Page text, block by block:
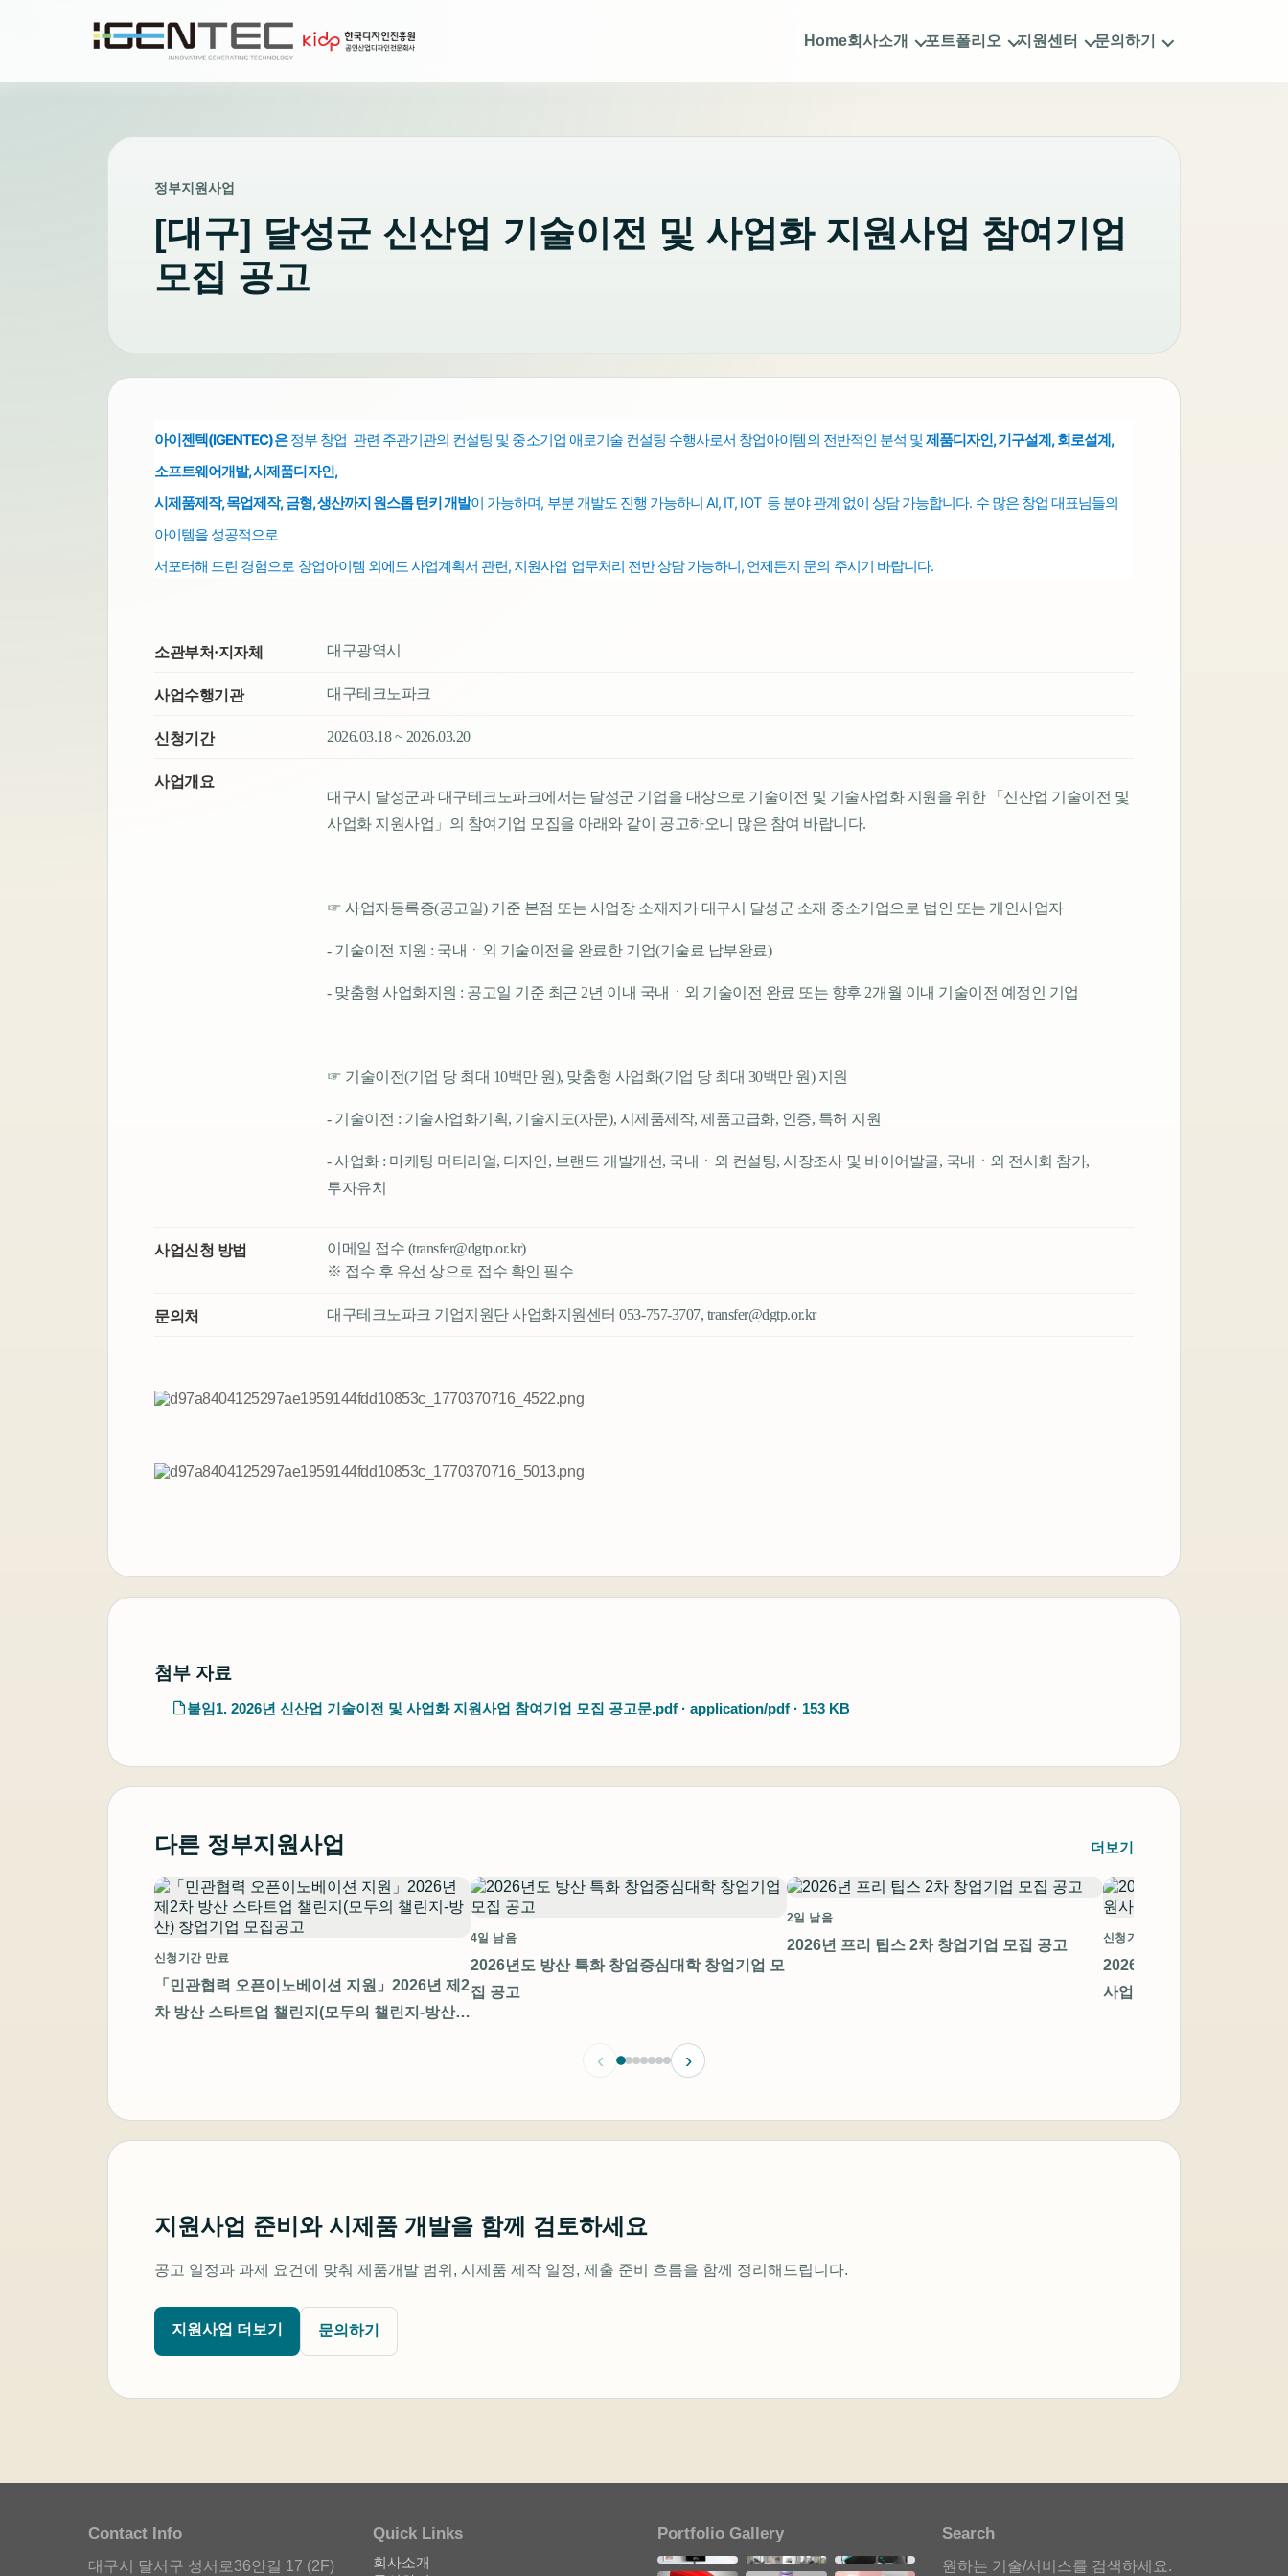
Home회사소개 포트폴리오 지원센터 문의하기
정부지원사업
[대구] 달성군 신산업 기술이전 및 사업화 지원사업 참여기업
모집 공고
아이젠텍(IGENTEC)은정부 창업 관련 주관기관의 컨설팅 및 중소기업 애로기술 컨설팅 수행사로서 창업아이템의 전반적인 분석 및 제품디자인, 기구설계, 회로설계,
소프트웨어개발,시제품디자인,
시제품제작, 목업제작, 금형, 생산까지 원스톱턴키 개발이 가능하며, 부분 개발도 진행 가능하니 AI, IT, IOT 등 분야 관계 없이 상담 가능합니다. 수 많은 창업 대표님들의
아이템을 성공적으로
서포터해 드린 경험으로 창업아이템 외에도사업계획서 관련, 지원사업 업무처리 전반상담 가능하니, 언제든지 문의 주시기 바랍니다.
소관부처·지자체 대구광역시
사업수행기관 대구테크노파크
신청기간 2026.03.18 ~ 2026.03.20
사업개요
대구시 달성군과 대구테크노파크에서는 달성군 기업을 대상으로 기술이전 및 기술사업화 지원을 위한 「신산업 기술이전 및
사업화 지원사업」의 참여기업 모집을 아래와 같이 공고하오니 많은 참여 바랍니다.
☞ 사업자등록증(공고일) 기준 본점 또는 사업장 소재지가 대구시 달성군 소재 중소기업으로 법인 또는 개인사업자
- 기술이전 지원 : 국내ㆍ외 기술이전을 완료한 기업(기술료 납부완료)
- 맞춤형 사업화지원 : 공고일 기준 최근 2년 이내 국내ㆍ외 기술이전 완료 또는 향후 2개월 이내 기술이전 예정인 기업
☞ 기술이전(기업 당 최대 10백만 원), 맞춤형 사업화(기업 당 최대 30백만 원) 지원
- 기술이전 : 기술사업화기획, 기술지도(자문), 시제품제작, 제품고급화, 인증, 특허 지원
- 사업화 : 마케팅 머티리얼, 디자인, 브랜드 개발개선, 국내ㆍ외 컨설팅, 시장조사 및 바이어발굴, 국내ㆍ외 전시회 참가,
투자유치
사업신청 방법
이메일 접수 (transfer@dgtp.or.kr)
※ 접수 후 유선 상으로 접수 확인 필수
문의처 대구테크노파크 기업지원단 사업화지원센터 053-757-3707, transfer@dgtp.or.kr
첨부 자료
붙임1. 2026년 신산업 기술이전 및 사업화 지원사업 참여기업 모집 공고문.pdf · application/pdf · 153 KB
다른 정부지원사업 더보기
신청기간 만료
「민관협력 오픈이노베이션 지원」2026년 제2
차 방산 스타트업 챌린지(모두의 챌린지-방산)
4일 남음
2026년도 방산 특화 창업중심대학 창업기업 모
집 공고
2일 남음
2026년 프리 팁스 2차 창업기업 모집 공고 신청기간 만료
2026년 지역 첨단제조 스
사업 창업기업 모집공고
‹ ›
지원사업 준비와 시제품 개발을 함께 검토하세요
공고 일정과 과제 요건에 맞춰 제품개발 범위, 시제품 제작 일정, 제출 준비 흐름을 함께 정리해드립니다.
지원사업 더보기 문의하기
스타트업 인사이트
Contact Info
대구시 달서구 성서로36안길 17 (2F)
Quick Links
회사소개
Portfolio Gallery Search
원하는 기술/서비스를 검색하세요.